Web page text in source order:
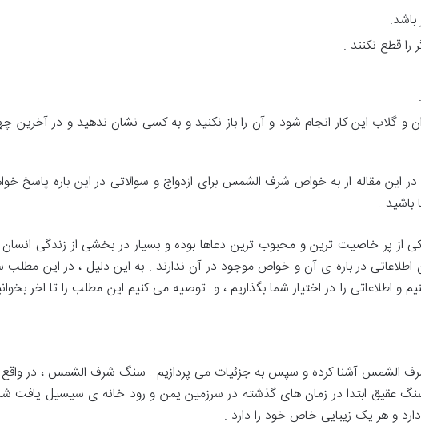
باشد.
را قطع نکنند .
و گلاب این کار انجام شود و آن را باز نکنید و به کسی نشان ندهید و در
مقاله از به خواص شرف الشمس برای ازدواج و سوالاتی در این باره پاسخ
.
پر خاصیت ترین و محبوب ترین دعاها بوده و بسیار در بخشی از زندگی انسان
اطلاعاتی در باره ی آن و خواص موجود در آن ندارند . به این دلیل ، در این
اطلاعاتی را در اختیار شما بگذاریم ، و توصیه می کنیم این مطلب را تا اخر
الشمس آشنا کرده و سپس به جزئیات می پردازیم . سنگ شرف الشمس ، در
عقیق ابتدا در زمان های گذشته در سرزمین یمن و رود خانه ی سیسیل یافت
و هر یک زیبایی خاص خود را دارد .